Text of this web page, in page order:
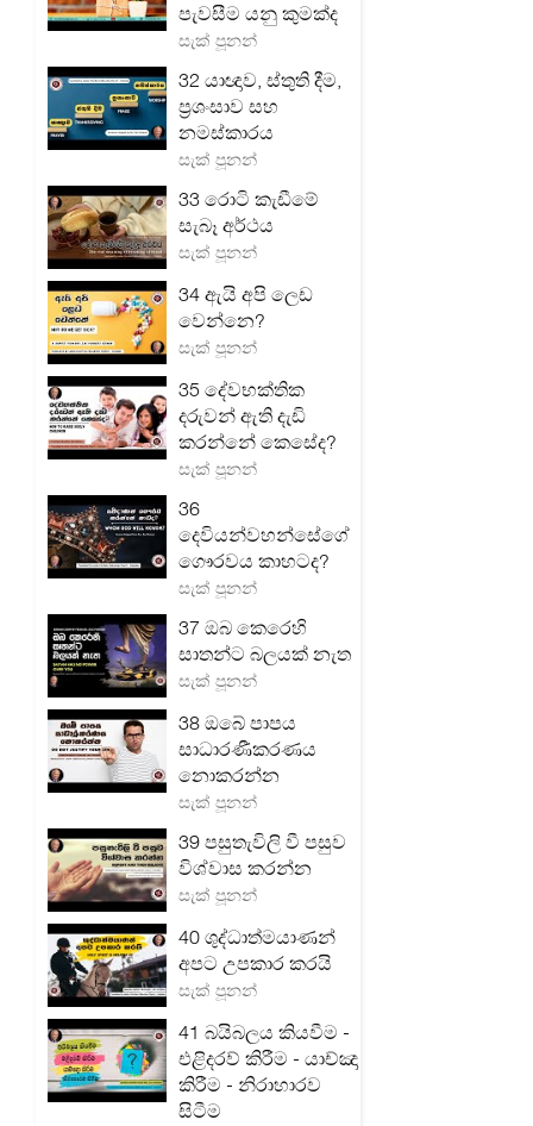
පැවසීම යනු කුමක්ද
සැක් පූනන්
32 යාඥාව, ස්තුති දීම,
ප්‍රශංසාව සහ
නමස්කාරය
සැක් පූනන්
33 රොටි කැඩීමේ
සැබෑ අර්ථය
සැක් පූනන්
34 ඇයි අපි ලෙඩ
වෙන්නෙ?
සැක් පූනන්
35 දේවභක්තික
දරුවන් ඇති දැඩි
කරන්නේ කෙසේද?
සැක් පූනන්
36
දෙවියන්වහන්සේගේ
ගෞරවය කාහටද?
සැක් පූනන්
37 ඔබ කෙරෙහි
සාතන්ට බලයක් නැත
සැක් පූනන්
38 ඔබේ පාපය
සාධාරණීකරණය
නොකරන්න
සැක් පූනන්
39 පසුතැවිලි වී පසුව
විශ්වාස කරන්න
සැක් පූනන්
40 ශුද්ධාත්මයාණන්
අපට උපකාර කරයි
සැක් පූනන්
41 බයිබලය කියවීම -
එළිදරව් කිරීම - යාච්ඤා
කිරීම - නිරාහාරව
සිටීම